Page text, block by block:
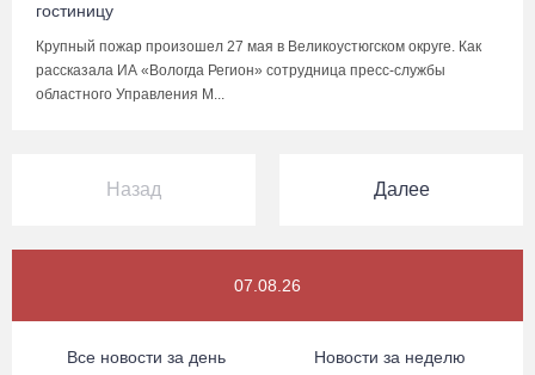
гостиницу
Крупный пожар произошел 27 мая в Великоустюгском округе. Как
рассказала ИА «Вологда Регион» сотрудница пресс-службы
областного Управления М...
Назад Далее
07.08.26
Все новости за день Новости за неделю